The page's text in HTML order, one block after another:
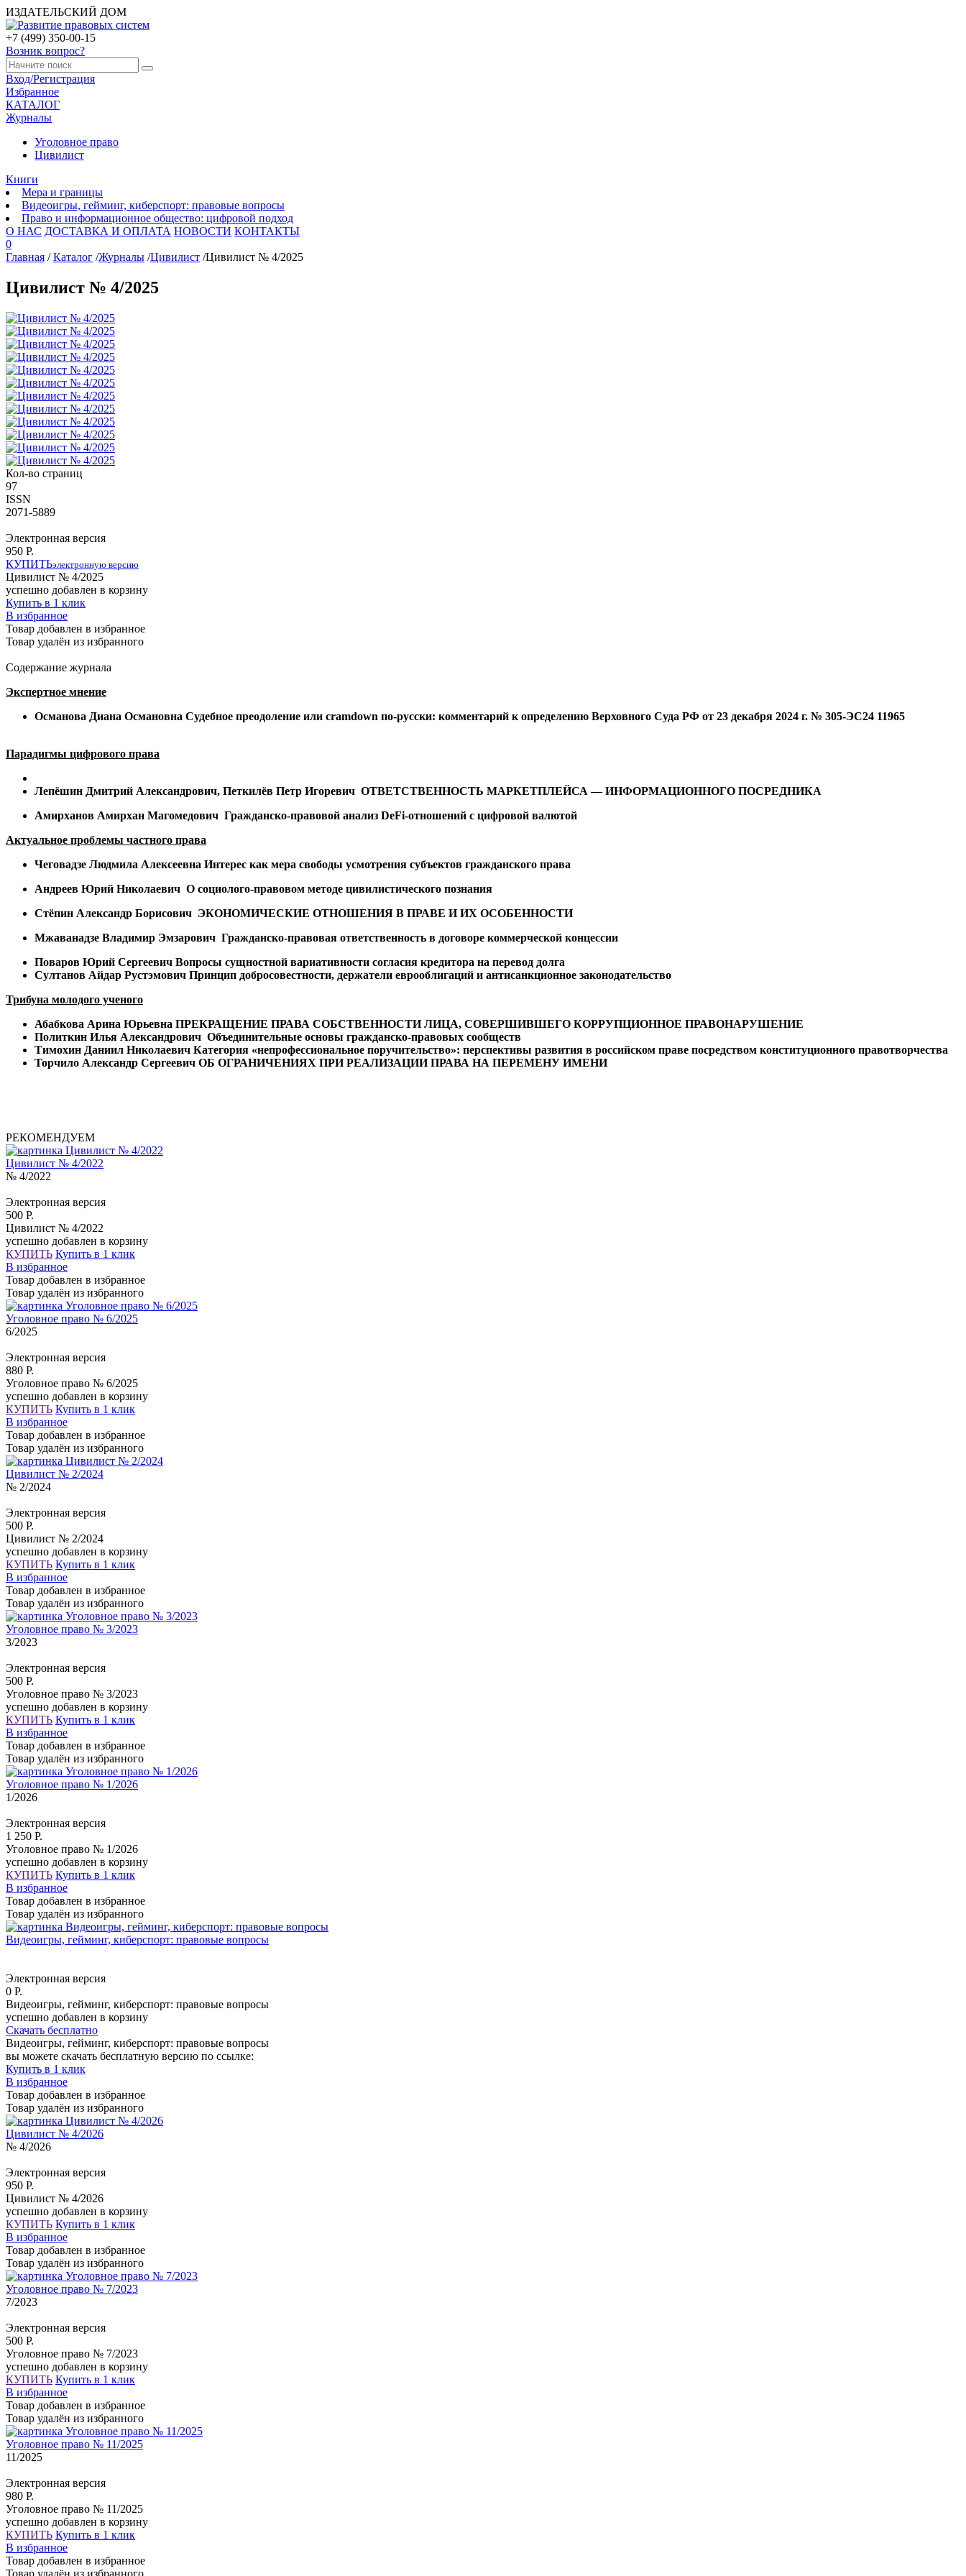
ИЗДАТЕЛЬСКИЙ ДОМ
+7 (499) 350-00-15
Возник вопрос?
Вход/Регистрация
Избранное
КАТАЛОГ
Журналы
Уголовное право
Цивилист
Книги
Мера и границы
Видеоигры, гейминг, киберспорт: правовые вопросы
Право и информационное общество: цифровой подход
О НАС ДОСТАВКА И ОПЛАТА НОВОСТИ КОНТАКТЫ
0
Главная / Каталог /Журналы /Цивилист /Цивилист № 4/2025
Цивилист № 4/2025
Кол-во страниц
97
ISSN
2071-5889
Электронная версия
950 Р.
КУПИТЬэлектронную версию
Цивилист № 4/2025
успешно добавлен в корзину
Купить в 1 клик
В избранное
Товар добавлен в избранное
Товар удалён из избранного
Содержание журнала
Экспертное мнение
Османова Диана Османовна Судебное преодоление или cramdown по-русски: комментарий к определению Верховного Суда РФ от 23 декабря 2024 г. № 305-ЭС24 11965
Парадигмы цифрового права
Лепёшин Дмитрий Александрович, Петкилёв Петр Игоревич ОТВЕТСТВЕННОСТЬ МАРКЕТПЛЕЙСА — ИНФОРМАЦИОННОГО ПОСРЕДНИКА
Амирханов Амирхан Магомедович Гражданско-правовой анализ DeFi-отношений с цифровой валютой
Актуальное проблемы частного права
Чеговадзе Людмила Алексеевна Интерес как мера свободы усмотрения субъектов гражданского права
Андреев Юрий Николаевич О социолого-правовом методе цивилистического познания
Стёпин Александр Борисович ЭКОНОМИЧЕСКИЕ ОТНОШЕНИЯ В ПРАВЕ И ИХ ОСОБЕННОСТИ
Мжаванадзе Владимир Эмзарович Гражданско-правовая ответственность в договоре коммерческой концессии
Поваров Юрий Сергеевич Вопросы сущностной вариативности согласия кредитора на перевод долга
Султанов Айдар Рустэмович Принцип добросовестности, держатели еврооблигаций и антисанкционное законодательство
Трибуна молодого ученого
Абабкова Арина Юрьевна ПРЕКРАЩЕНИЕ ПРАВА СОБСТВЕННОСТИ ЛИЦА, СОВЕРШИВШЕГО КОРРУПЦИОННОЕ ПРАВОНАРУШЕНИЕ
Политкин Илья Александрович Объединительные основы гражданско-правовых сообществ
Тимохин Даниил Николаевич Категория «непрофессиональное поручительство»: перспективы развития в российском праве посредством конституционного правотворчества
Торчило Александр Сергеевич ОБ ОГРАНИЧЕНИЯХ ПРИ РЕАЛИЗАЦИИ ПРАВА НА ПЕРЕМЕНУ ИМЕНИ
РЕКОМЕНДУЕМ
Цивилист № 4/2022
№ 4/2022
Электронная версия
500 Р.
Цивилист № 4/2022
успешно добавлен в корзину
КУПИТЬ Купить в 1 клик
В избранное
Товар добавлен в избранное
Товар удалён из избранного
Уголовное право № 6/2025
6/2025
Электронная версия
880 Р.
Уголовное право № 6/2025
успешно добавлен в корзину
КУПИТЬ Купить в 1 клик
В избранное
Товар добавлен в избранное
Товар удалён из избранного
Цивилист № 2/2024
№ 2/2024
Электронная версия
500 Р.
Цивилист № 2/2024
успешно добавлен в корзину
КУПИТЬ Купить в 1 клик
В избранное
Товар добавлен в избранное
Товар удалён из избранного
Уголовное право № 3/2023
3/2023
Электронная версия
500 Р.
Уголовное право № 3/2023
успешно добавлен в корзину
КУПИТЬ Купить в 1 клик
В избранное
Товар добавлен в избранное
Товар удалён из избранного
Уголовное право № 1/2026
1/2026
Электронная версия
1 250 Р.
Уголовное право № 1/2026
успешно добавлен в корзину
КУПИТЬ Купить в 1 клик
В избранное
Товар добавлен в избранное
Товар удалён из избранного
Видеоигры, гейминг, киберспорт: правовые вопросы
Электронная версия
0 Р.
Видеоигры, гейминг, киберспорт: правовые вопросы
успешно добавлен в корзину
Скачать бесплатно
Видеоигры, гейминг, киберспорт: правовые вопросы
вы можете скачать бесплатную версию по ссылке:
Купить в 1 клик
В избранное
Товар добавлен в избранное
Товар удалён из избранного
Цивилист № 4/2026
№ 4/2026
Электронная версия
950 Р.
Цивилист № 4/2026
успешно добавлен в корзину
КУПИТЬ Купить в 1 клик
В избранное
Товар добавлен в избранное
Товар удалён из избранного
Уголовное право № 7/2023
7/2023
Электронная версия
500 Р.
Уголовное право № 7/2023
успешно добавлен в корзину
КУПИТЬ Купить в 1 клик
В избранное
Товар добавлен в избранное
Товар удалён из избранного
Уголовное право № 11/2025
11/2025
Электронная версия
980 Р.
Уголовное право № 11/2025
успешно добавлен в корзину
КУПИТЬ Купить в 1 клик
В избранное
Товар добавлен в избранное
Товар удалён из избранного